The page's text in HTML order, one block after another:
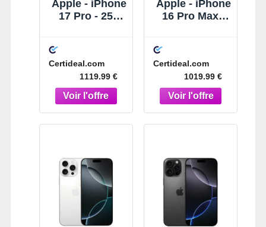
Apple - iPhone
17 Pro - 256
Orange
cosmique
Certideal.com
1119.99 €
Apple - iPhone
16 Pro Max -
Titane naturel
Certideal.com
1019.99 €